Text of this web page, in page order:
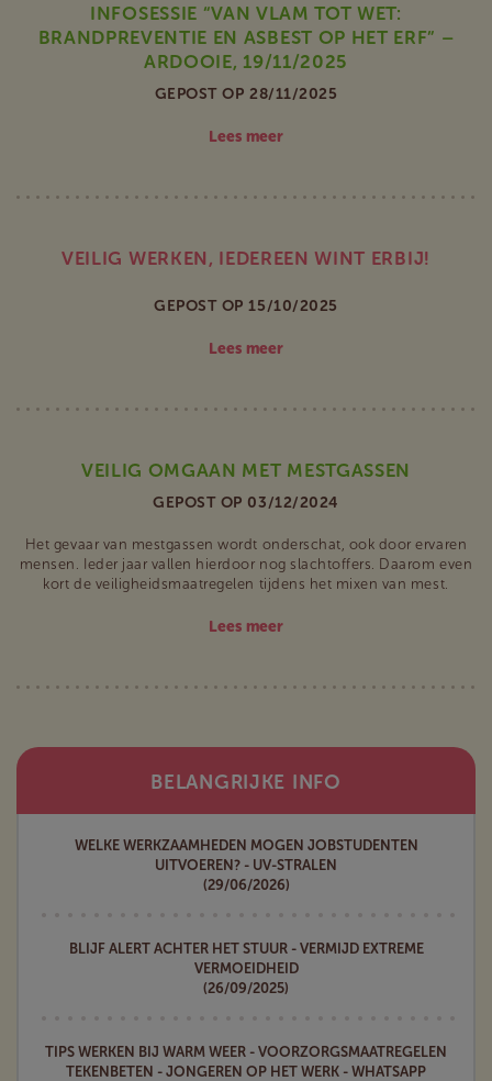
INFOSESSIE “VAN VLAM TOT WET:
BRANDPREVENTIE EN ASBEST OP HET ERF” –
ARDOOIE, 19/11/2025
GEPOST OP 28/11/2025
Lees meer
VEILIG WERKEN, IEDEREEN WINT ERBIJ!
GEPOST OP 15/10/2025
Lees meer
VEILIG OMGAAN MET MESTGASSEN
GEPOST OP 03/12/2024
Het gevaar van mestgassen wordt onderschat, ook door ervaren
mensen. Ieder jaar vallen hierdoor nog slachtoffers. Daarom even
kort de veiligheidsmaatregelen tijdens het mixen van mest.
Lees meer
BELANGRIJKE INFO
WELKE WERKZAAMHEDEN MOGEN JOBSTUDENTEN
UITVOEREN? - UV-STRALEN
(29/06/2026)
BLIJF ALERT ACHTER HET STUUR - VERMIJD EXTREME
VERMOEIDHEID
(26/09/2025)
TIPS WERKEN BIJ WARM WEER - VOORZORGSMAATREGELEN
TEKENBETEN - JONGEREN OP HET WERK - WHATSAPP